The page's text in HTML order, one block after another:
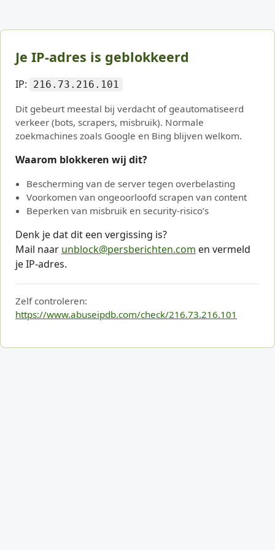
Je IP-adres is geblokkeerd
IP: 216.73.216.101
Dit gebeurt meestal bij verdacht of geautomatiseerd
verkeer (bots, scrapers, misbruik). Normale
zoekmachines zoals Google en Bing blijven welkom.
Waarom blokkeren wij dit?
Bescherming van de server tegen overbelasting
Voorkomen van ongeoorloofd scrapen van content
Beperken van misbruik en security-risico’s
Denk je dat dit een vergissing is?
Mail naar unblock@persberichten.com en vermeld
je IP-adres.
Zelf controleren:
https://www.abuseipdb.com/check/216.73.216.101